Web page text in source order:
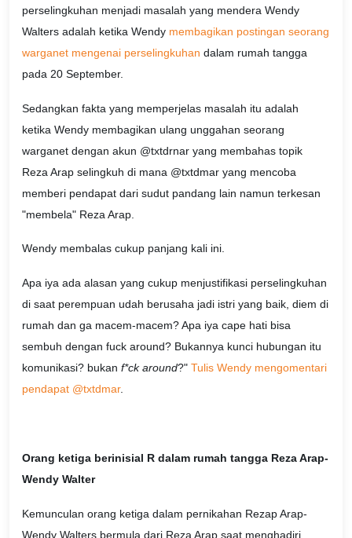
perselingkuhan menjadi masalah yang mendera Wendy
Walters adalah ketika Wendy membagikan postingan seorang
warganet mengenai perselingkuhan dalam rumah tangga
pada 20 September.
Sedangkan fakta yang memperjelas masalah itu adalah
ketika Wendy membagikan ulang unggahan seorang
warganet dengan akun @txtdrnar yang membahas topik
Reza Arap selingkuh di mana @txtdmar yang mencoba
memberi pendapat dari sudut pandang lain namun terkesan
"membela" Reza Arap.
Wendy membalas cukup panjang kali ini.
Apa iya ada alasan yang cukup menjustifikasi perselingkuhan
di saat perempuan udah berusaha jadi istri yang baik, diem di
rumah dan ga macem-macem? Apa iya cape hati bisa
sembuh dengan fuck around? Bukannya kunci hubungan itu
komunikasi? bukan f*ck around?" Tulis Wendy mengomentari
pendapat @txtdmar.
Orang ketiga berinisial R dalam rumah tangga Reza Arap-
Wendy Walter
Kemunculan orang ketiga dalam pernikahan Rezap Arap-
Wendy Walters bermula dari Reza Arap saat menghadiri